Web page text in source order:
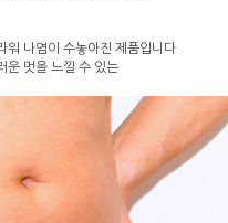
워 나염이 수놓아진 제품입니다
운 멋을 느낄 수 있는